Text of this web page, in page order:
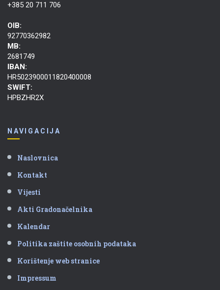
+385 20 711 706
OIB:
92770362982
MB:
2681749
IBAN:
HR5023900011820400008
SWIFT:
HPBZHR2X
NAVIGACIJA
Naslovnica
Kontakt
Vijesti
Akti Gradonačelnika
Kalendar
Politika zaštite osobnih podataka
Korištenje web stranice
Impressum